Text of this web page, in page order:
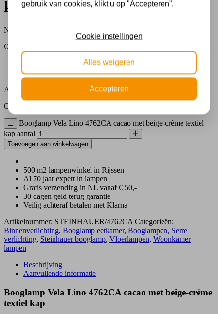
kap
Nu besteld, over 1-2 werkdagen in huis
€
LichtbronExclusief
Alle productspecificaties
Op voorraad (kan nabesteld worden)
Booglamp Vela Lino 4762CA cacao met beige-crème textiel
kap aantal
Toevoegen aan winkelwagen
500 m2 lampenwinkel in Rijssen
Al 70 jaar expert in lampen
Gratis verzending in NL vanaf € 50,-
30 dagen geld terug garantie
Veilig achteraf betalen met Klarna
Artikelnummer: STEINHAUER/4762CA Categorieën:
Binnenverlichting, Booglamp eetkamer, Booglampen, Serre
verlichting, Steinhauer booglamp, Vloerlampen, Woonkamer
lampen
Beschrijving
Aanvullende informatie
Booglamp Vela Lino 4762CA cacao met beige-crème
textiel kap
gebruik van cookies, klikt u op "Accepteren”.
Cookie instellingen
Alles weigeren
Accepteren